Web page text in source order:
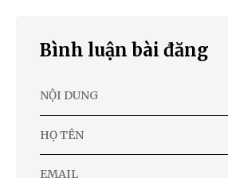
Bình luận bài đăng